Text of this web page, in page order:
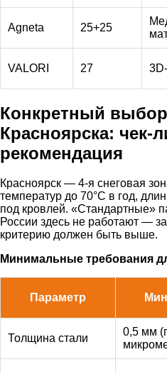
Agneta 25+25
VALORI 27
Конкретный
Красноярска: чек-
рекомендация
Красноярск — 4-я снеговая
температур до 70°C в год,
под кровлей. «Стандартные»
России здесь не работают —
критерию должен быть выше.
Минимальные требования
Параметр
Толщина стали
0,5 мм